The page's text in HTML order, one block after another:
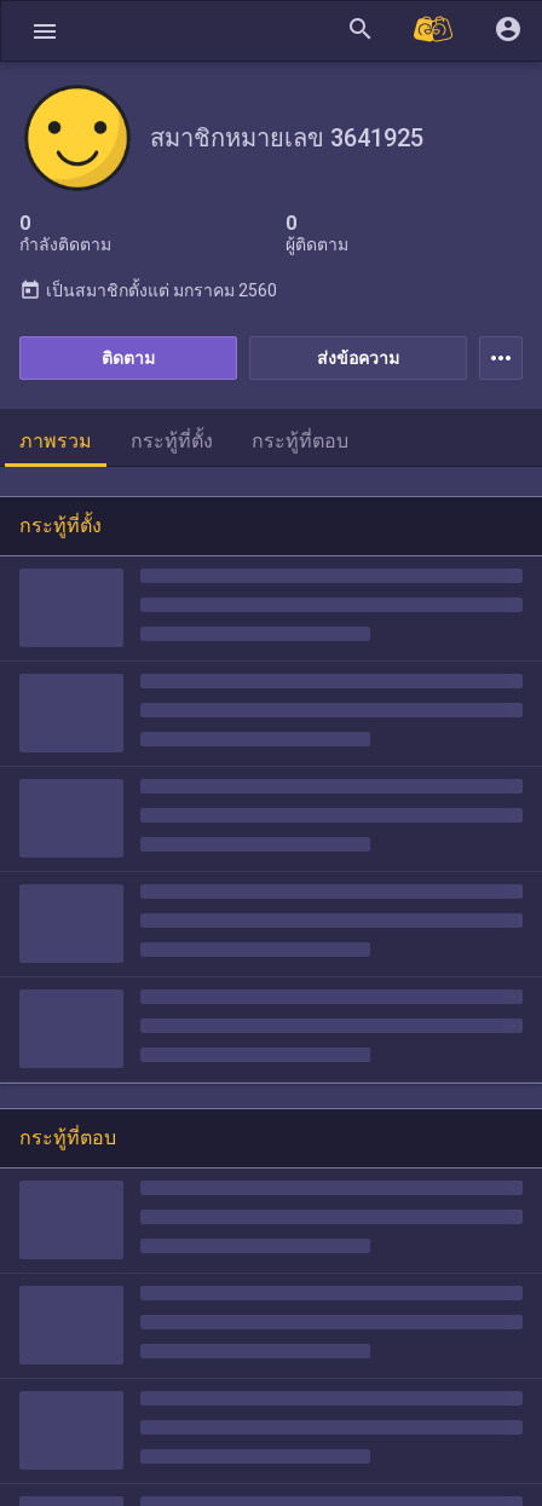
menu search account_circle
สมาชิกหมายเลข 3641925
0
กำลังติดตาม
0
ผู้ติดตาม
ส่งข้อความ
ติดตาม
today เป็นสมาชิกตั้งแต่ มกราคม 2560
more_horiz
ภาพรวม กระทู้ที่ตั้ง กระทู้ที่ตอบ
กระทู้ที่ตั้ง
กระทู้ที่ตอบ